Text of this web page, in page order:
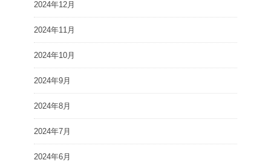
2024年12月
2024年11月
2024年10月
2024年9月
2024年8月
2024年7月
2024年6月